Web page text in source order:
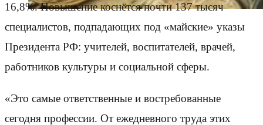
16,8%. Повышение коснётся почти 137 тысяч
специалистов, подпадающих под «майские» указы
Президента РФ: учителей, воспитателей, врачей,
работников культуры и социальной сферы.
«Это самые ответственные и востребованные
сегодня профессии. От ежедневного труда этих